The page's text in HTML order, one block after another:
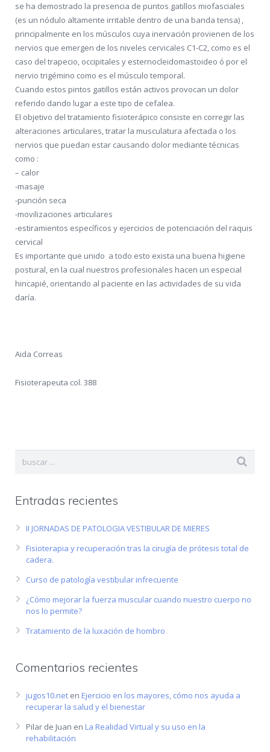
se ha demostrado la presencia de puntos gatillos miofasciales
(es un nódulo altamente irritable dentro de una banda tensa) ,
principalmente en los músculos cuya inervación provienen de los
nervios que emergen de los niveles cervicales C1-C2, como es el
caso del trapecio, occipitales y esternocleidomastoideo ó por el
nervio trigémino como es el músculo temporal.
Cuando estos pintos gatillos están activos provocan un dolor
referido dando lugar a este tipo de cefalea.
El objetivo del tratamiento fisioterápico consiste en corregir las
alteraciones articulares, tratar la musculatura afectada o los
nervios que puedan estar causando dolor mediante técnicas
como :
– calor
-masaje
-punción seca
-movilizaciones articulares
-estiramientos específicos y ejercicios de potenciación del raquis
cervical
Es importante que unido a todo esto exista una buena higiene
postural, en la cual nuestros profesionales hacen un especial
hincapié, orientando al paciente en las actividades de su vida
daría.
Aida Correas
Fisioterapeuta col. 388
Entradas recientes
II JORNADAS DE PATOLOGIA VESTIBULAR DE MIERES
Fisioterapia y recuperación tras la cirugía de prótesis total de
cadera.
Curso de patología vestibular infrecuente
¿Cómo mejorar la fuerza muscular cuando nuestro cuerpo no
nos lo permite?
Tratamiento de la luxación de hombro
Comentarios recientes
jugos10.net en Ejercicio en los mayores, cómo nos ayuda a
recuperar la salud y el bienestar
Pilar de Juan en La Realidad Virtual y su uso en la
rehabilitación